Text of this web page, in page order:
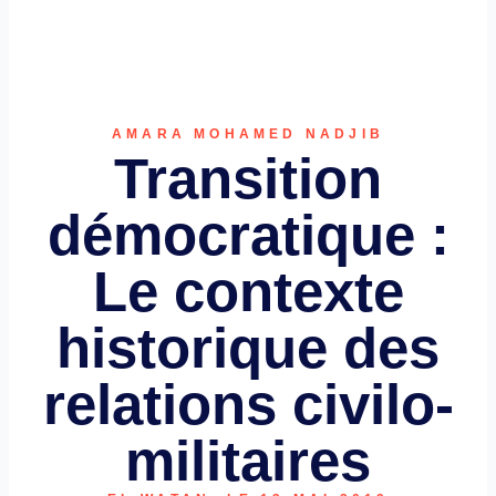
AMARA MOHAMED NADJIB
Transition
démocratique :
Le contexte
historique des
relations civilo-
militaires